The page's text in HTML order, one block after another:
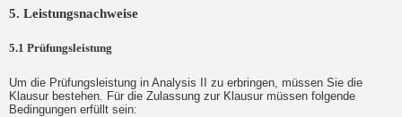
5. Leistungsnachweise
5.1 Prüfungsleistung
Um die Prüfungsleistung in Analysis II zu erbringen, müssen Sie die
Klausur bestehen. Für die Zulassung zur Klausur müssen folgende
Bedingungen erfüllt sein: